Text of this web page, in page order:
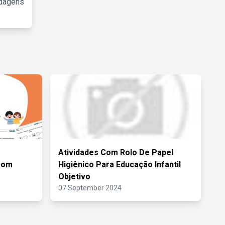
Atividades Com Rolo De Papel
Higiênico Para Educação Infantil
Objetivo
07 September 2024